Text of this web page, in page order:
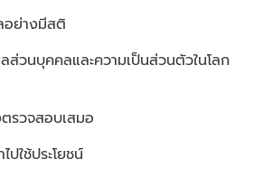
ย่างมีสติ
วนบุคคลและความเป็นส่วนตัวในโลก
รวจสอบเสมอ
ปใช้ประโยชน์